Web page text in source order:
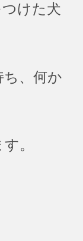
けた犬
、何か
。